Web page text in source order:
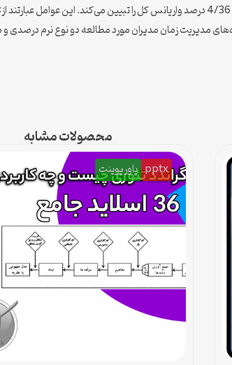
محصولات مشابه
pptx پاورپوینت